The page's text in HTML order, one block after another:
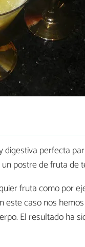
digestiva perfecta
postre de fruta de
fruta como por
este caso nos
El resultado ha